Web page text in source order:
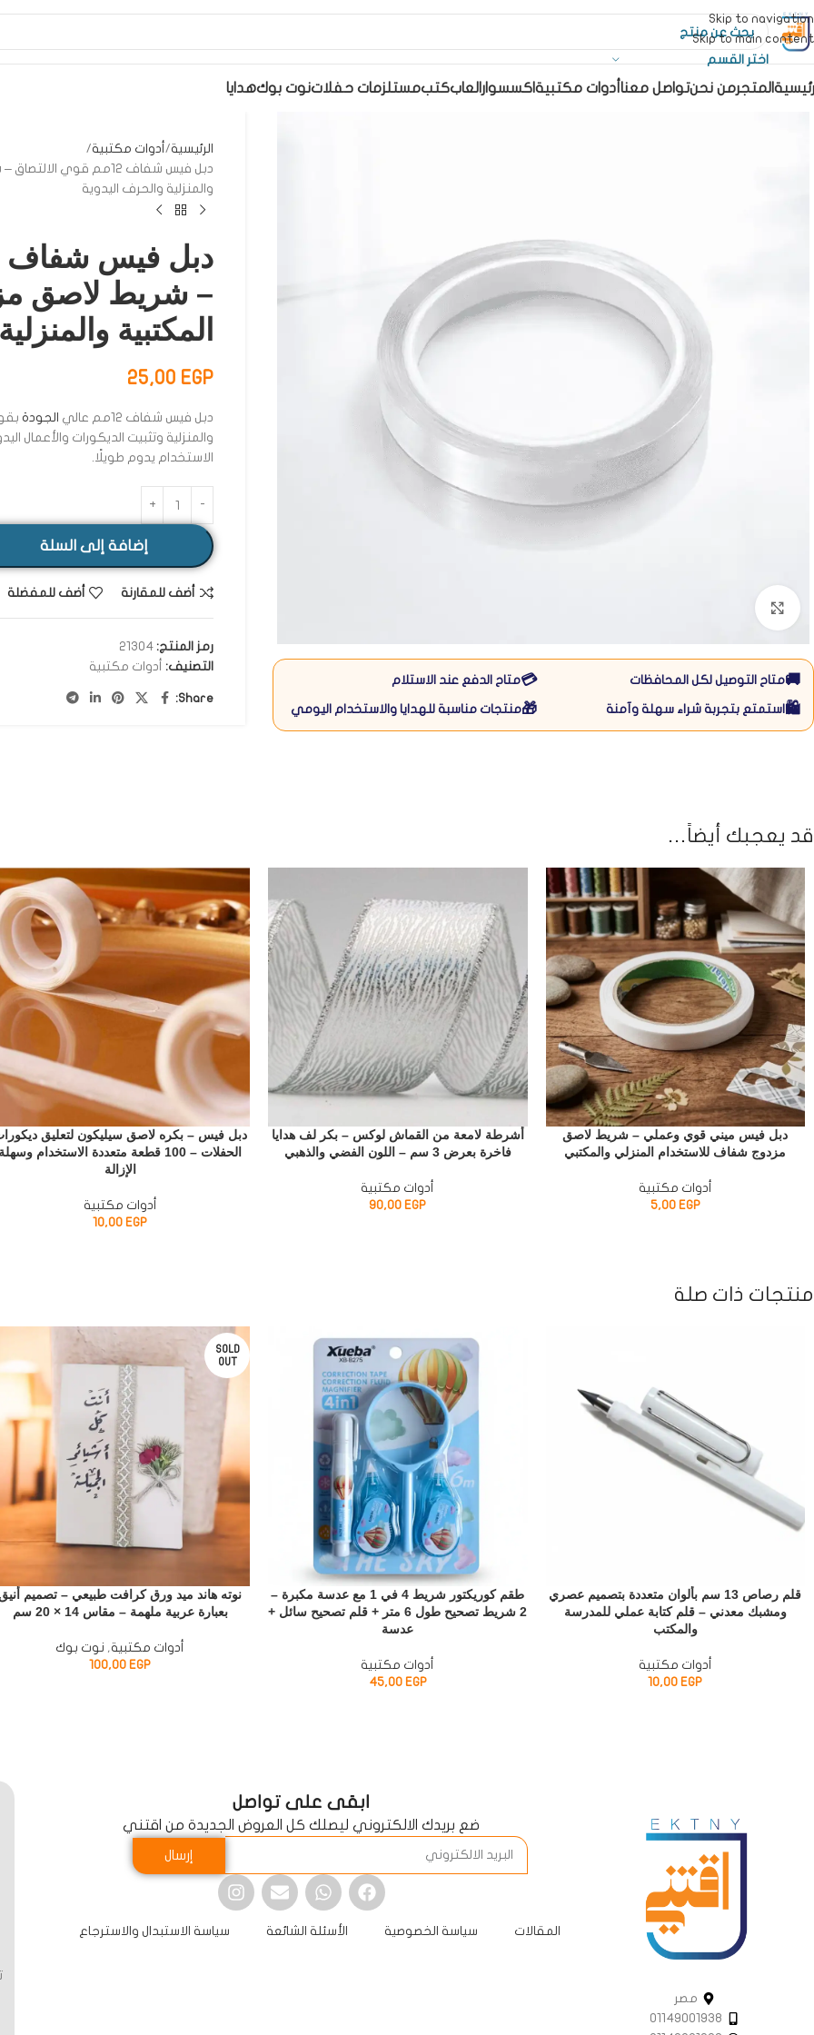
Skip to navigation
Skip to main content
اختر القسم
المتجرمن نحنتواصل معنا أدوات مكتبيةاكسسوار العابكتبمستلزمات حفلاتنوت بوكهدايا
🚚متاح التوصيل لكل المحافظات 💳متاح الدفع عند الاستلام
🛍️ استمتع بتجربة شراء سهلة وآمنة 🎁منتجات مناسبة للهدايا والاستخدام اليومي
الرئيسية أدوات مكتبية
دبل فيس شفاف 12مم قوي
والمنزلية والحرف اليدوية
– شريط لاصق
المكتبية
25,00 EGP
دبل فيس شفاف 12مم عالي الجودة
والمنزلية وتثبيت الديكورات
الاستخدام يدوم طويلًا.
إضافة إلى السلة
أضف للمقارنة أضف للمفضلة
رمز المنتج: 21304
التصنيف: أدوات مكتبية
Share:
قد يعجبك أيضاً…
دبل فيس ميني قوي وعملي – شريط لاصق
مزدوج شفاف للاستخدام المنزلي والمكتبي
أدوات مكتبية
5,00 EGP
أشرطة لامعة من القماش لوكس – بكر لف هدايا
فاخرة بعرض 3 سم – اللون الفضي والذهبي
أدوات مكتبية
90,00EGP
دبل فيس – بكره لاصق سيليكون لتعليق
الحفلات – 100 قطعة متعددة الاستخدام
الإزالة
أدوات مكتبية
10,00EGP
منتجات ذات صلة
قلم رصاص 13 سم بألوان متعددة بتصميم عصري
ومشبك معدني – قلم كتابة عملي للمدرسة
والمكتب
أدوات مكتبية
10,00EGP
طقم كوريكتور شريط 4 في 1 مع عدسة مكبرة –
2 شريط تصحيح طول 6 متر + قلم تصحيح سائل +
عدسة
أدوات مكتبية
45,00 EGP
SOLD
OUT
نوته هاند ميد ورق كرافت طبيعي – تصميم
بعبارة عربية ملهمة – مقاس 14 × 20 سم
أدوات مكتبية , نوت بوك
100,00EGP
مصر
01149001938
ابقى على تواصل
ضع بريدك الالكتروني ليصلك كل العروض الجديدة من اقتني
إرسال
المقالات سياسة الخصوصية الأسئلة الشائعة سياسة الاستبدال والاسترجاع